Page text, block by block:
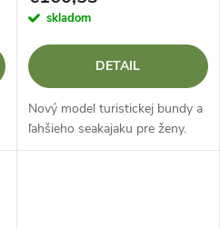
skladom
DETAIL
Nový model turistickej bundy a
ľahšieho seakajaku pre ženy.